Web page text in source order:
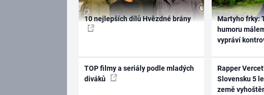
10 nejlepších dílů Hvězdné brány
TOP filmy a seriály podle mladých
diváků
Martyho frky:
humoru
vypráví
Rapper
Slovensku 5
země